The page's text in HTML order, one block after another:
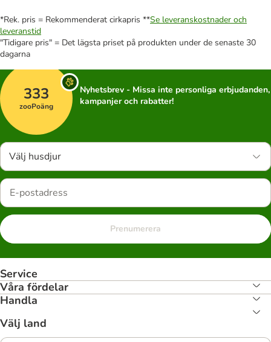
*Rek. pris = Rekommenderat cirkapris **Se leveranskostnader och
leveranstid
"Tidigare pris" = Det lägsta priset på produkten under de senaste 30
dagarna
333
zooPoäng
Nyhetsbrev - Missa inte personliga erbjudanden,
kampanjer och rabatter!
Välj husdjur
Prenumerera
Service
Våra fördelar
Handla
Välj land